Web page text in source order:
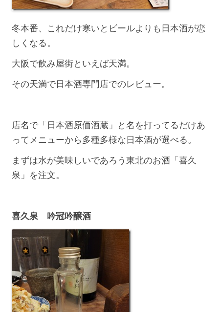
冬本番、これだけ寒いとビールよりも日本酒が恋
しくなる。
大阪で飲み屋街といえば天満。
その天満で日本酒専門店でのレビュー。
店名で「日本酒原価酒蔵」と名を打ってるだけあ
ってメニューから多種多様な日本酒が選べる。
まずは水が美味しいであろう東北のお酒「喜久
泉」を注文。
喜久泉 吟冠吟醸酒